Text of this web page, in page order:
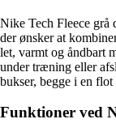
Nike Tech Fleece grå
der ønsker at
let, varmt og åndbart
under træning eller
bukser, begge i en
Funktioner ved